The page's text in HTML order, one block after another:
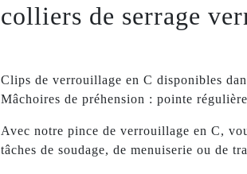
colliers de serrage
Clips de verrouillage en C disponibles
Mâchoires de préhension : pointe
Avec notre pince de verrouillage en C,
tâches de soudage, de menuiserie ou de